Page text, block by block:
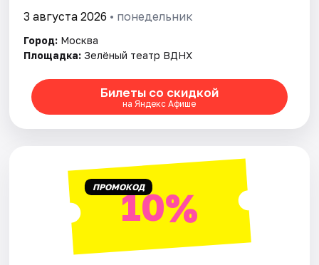
Рейтинги
3 августа 2026 • понедельник
Город: Москва
Площадка: Зелёный театр ВДНХ
Билеты со скидкой
на Яндекс Афише
ПРОМОКОД10%